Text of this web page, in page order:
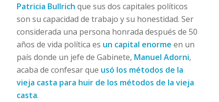
Patricia Bullrich que sus dos capitales políticos
son su capacidad de trabajo y su honestidad. Ser
considerada una persona honrada después de 50
años de vida política es un capital enorme en un
país donde un jefe de Gabinete, Manuel Adorni,
acaba de confesar que usó los métodos de la
vieja casta para huir de los métodos de la vieja
casta.